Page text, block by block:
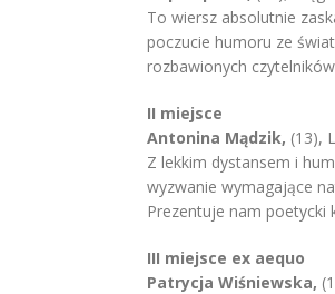
To wiersz absolutnie
poczucie humoru ze
rozbawionych
II miejsce
Antonina Mądzik, (13),
Z lekkim dystansem i
wyzwanie wymagające
Prezentuje nam poetycki
III miejsce ex aequo
Patrycja Wiśniewska,